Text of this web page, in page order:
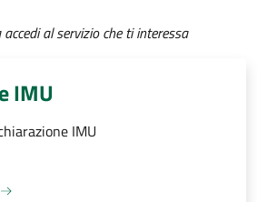
al servizio che ti interessa
IMU
IMU